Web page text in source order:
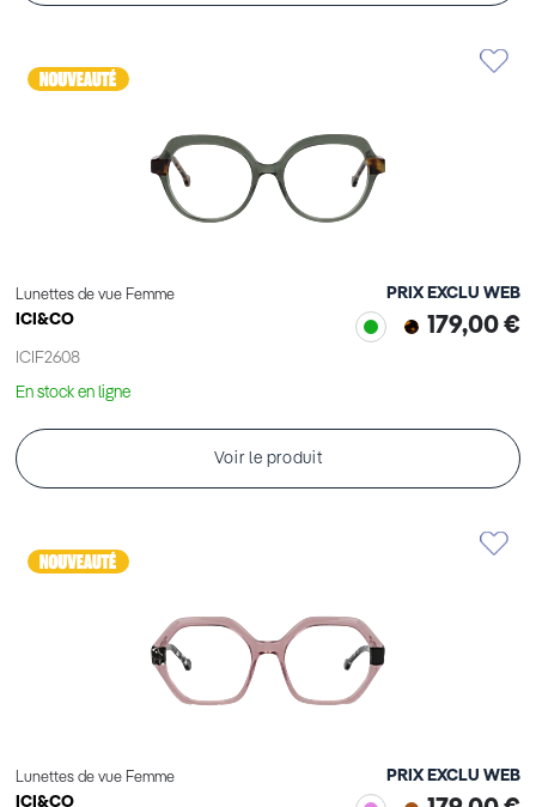
Lunettes de vue Femme
ICI&CO
ICIF2608
PRIX EXCLU WEB
179,00 €
En stock en ligne
Voir le produit
Lunettes de vue Femme
ICI&CO
PRIX EXCLU WEB